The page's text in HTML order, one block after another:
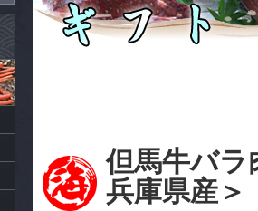
但馬牛バ
兵庫県産＞